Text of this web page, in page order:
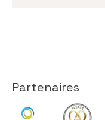
Partenaires